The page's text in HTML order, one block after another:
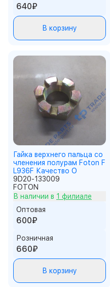
640₽
В корзину
Гайка верхнего пальца со
членения полурам Foton F
L936F Качество О
9D20-133009
FOTON
В наличии в 1 филиале
Оптовая
600₽
Розничная
660₽
В корзину